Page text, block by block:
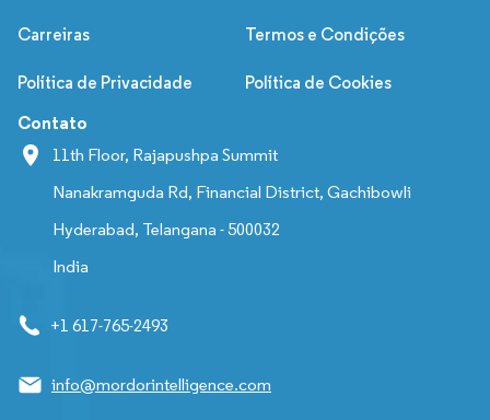
Carreiras Termos e Condições
Política de Privacidade Política de Cookies
Contato
11th Floor, Rajapushpa Summit
Nanakramguda Rd, Financial District, Gachibowli
Hyderabad, Telangana - 500032
India
+1 617-765-2493
info@mordorintelligence.com